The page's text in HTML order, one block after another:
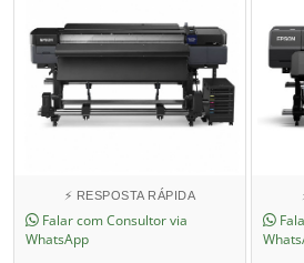
⚡ RESPOSTA RÁPIDA
Falar com Consultor via
WhatsApp